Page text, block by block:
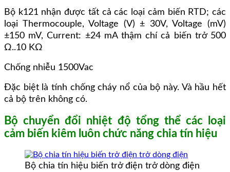
Bộ k121 nhận được tất cả các loại cảm biến RTD; các
loại Thermocouple, Voltage (V) ± 30V, Voltage (mV)
±150 mV, Current: ±24 mA thậm chí cả biến trở 500
Ω..10 KΩ
Chống nhiễu 1500Vac
Đặc biệt là tính chống cháy nổ của bộ này. Và hầu hết
cả bộ trên không có.
Bộ chuyển đổi nhiệt độ tổng thể các loại
cảm biến kiêm luôn chức năng chia tín hiệu
Bộ chia tín hiệu biến trở điện trở dòng điện